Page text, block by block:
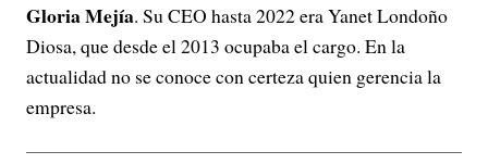
Gloria Mejía. Su CEO hasta 2022 era Yanet Londoño
Diosa, que desde el 2013 ocupaba el cargo. En la
actualidad no se conoce con certeza quien gerencia la
empresa.